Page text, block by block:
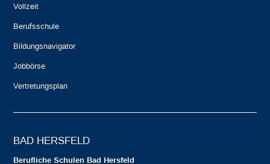
Vollzeit
Berufsschule
Bildungsnavigator
Jobbörse
Vertretungsplan
BAD HERSFELD
Berufliche Schulen Bad Hersfeld